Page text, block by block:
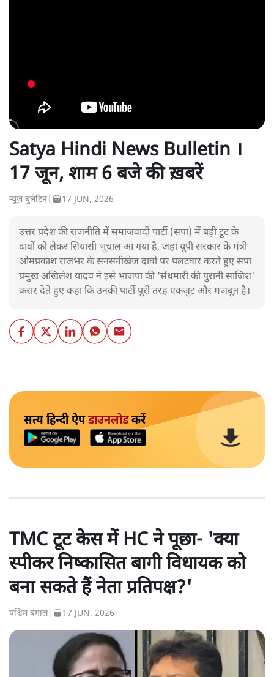
Satya Hindi News Bulletin ।
17 जून, शाम 6 बजे की ख़बरें
न्यूज़ बुलेटिन 17 JUN, 2026
उत्तर प्रदेश की राजनीति में समाजवादी पार्टी (सपा) में बड़ी टूट के
दावों को लेकर सियासी भूचाल आ गया है, जहां यूपी सरकार के मंत्री
ओमप्रकाश राजभर के सनसनीखेज दावों पर पलटवार करते हुए सपा
प्रमुख अखिलेश यादव ने इसे भाजपा की 'सेंधमारी की पुरानी साजिश'
करार देते हुए कहा कि उनकी पार्टी पूरी तरह एकजुट और मजबूत है।
सत्य हिन्दी ऐपडाउनलोडकरें
TMC टूट केस में HC ने पूछा- 'क्या
स्पीकर निष्कासित बागी विधायक को
बना सकते हैं नेता प्रतिपक्ष?'
पश्चिम बंगाल| 17 JUN, 2026